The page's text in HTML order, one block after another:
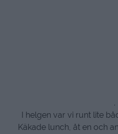
.
I helgen var vi runt lite
Käkade lunch, åt en och